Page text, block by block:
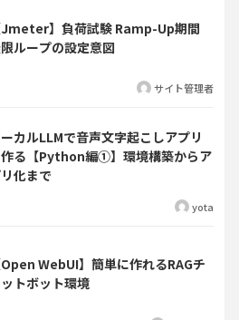
Jmeter】負荷試験 Ramp-Up期間
ループの設定意図
サイト管理者
カルLLMで音声文字起こしアプリ
る【Python編①】環境構築からア
化まで
yota
Open WebUI】簡単に作れるRAGチ
トボット環境